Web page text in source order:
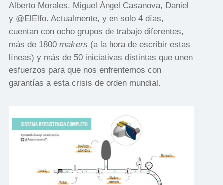
Alberto Morales, Miguel Ángel Casanova, Daniel
y @ElElfo. Actualmente, y en solo 4 días,
cuentan con ocho grupos de trabajo diferentes,
más de 1800 ​ makers (a la hora de escribir estas
líneas) y más de 50 iniciativas distintas que unen
esfuerzos para que nos enfrentemos con
garantías a esta crisis de orden mundial.